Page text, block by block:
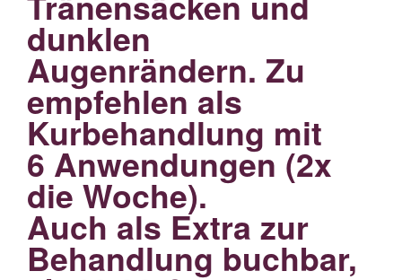
dunklen
Augenrändern. Zu
empfehlen als
Kurbehandlung mit
6 Anwendungen (2x
die Woche).
Auch als Extra zur
Behandlung buchbar,